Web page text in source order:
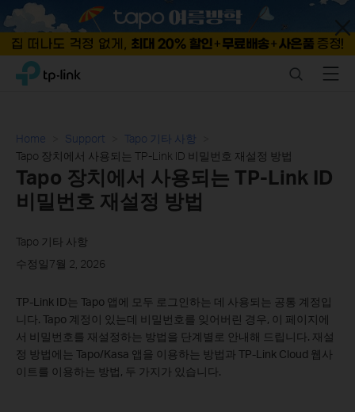
Click
navigation
bar
TP-Link, Reliably Smart SearchMenu
Home Support
Tapo 기타 사항
Tapo 장치에서 사용되는 TP-Link ID 비밀번호 재설정 방법
Tapo 장치에서 사용되는 TP-Link ID
비밀번호 재설정 방법
Tapo 기타 사항
수정일7월 2, 2026
TP-Link ID는 Tapo 앱에 모두 로그인하는 데 사용되는 공통 계정입
니다. Tapo 계정이 있는데 비밀번호를 잊어버린 경우, 이 페이지에
서 비밀번호를 재설정하는 방법을 단계별로 안내해 드립니다. 재설
정 방법에는 Tapo/Kasa 앱을 이용하는 방법과 TP-Link Cloud 웹사
이트를 이용하는 방법, 두 가지가 있습니다.